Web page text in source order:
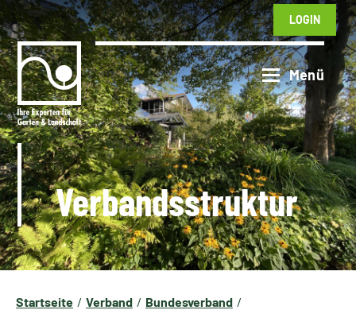
LOGIN
Verbandsstruktur
Startseite Verband
Bundesverband